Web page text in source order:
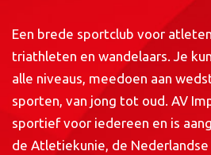
Een brede sportclub voor
triathleten en wandelaars. Je
alle niveaus, meedoen aan
sporten, van jong tot oud. AV
sportief voor iedereen en is
de Atletiekunie, de